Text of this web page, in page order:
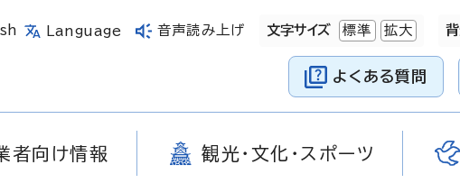
Language 音声読み上げ 文字サイズ 標準 拡大
よくある質問
者向け情報 観光・文化・スポーツ